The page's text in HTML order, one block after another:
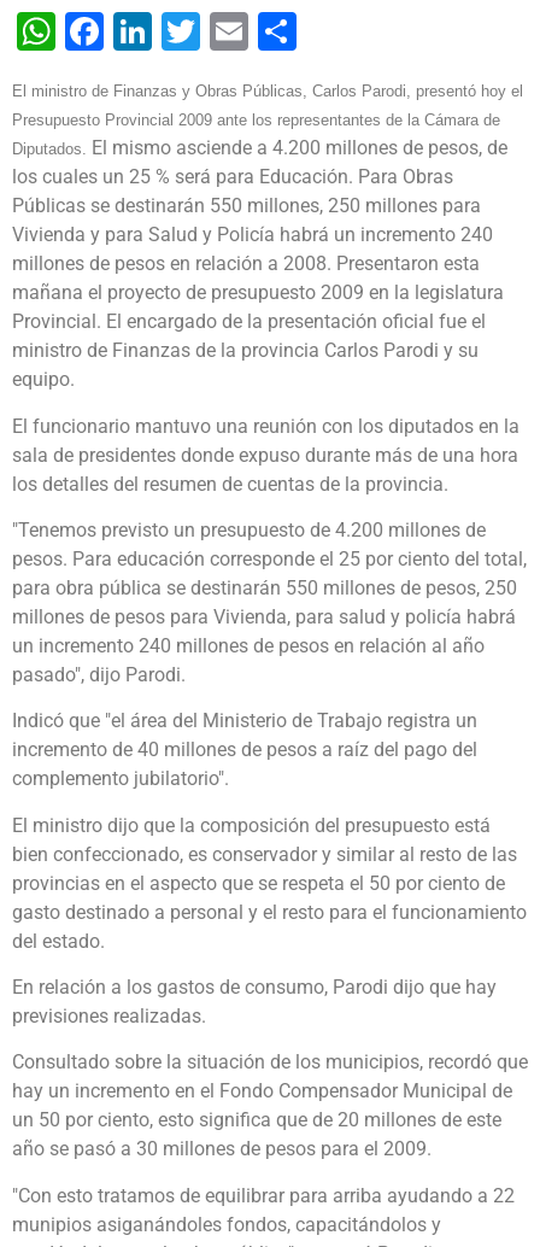
WhatsApp
Facebook
LinkedIn
Twitter
Email
El ministro de Finanzas y Obras Públicas, Carlos Parodi, presentó hoy el
Presupuesto Provincial 2009 ante los representantes de la Cámara de
Diputados. El mismo asciende a 4.200 millones de pesos, de
los cuales un 25 % será para Educación. Para Obras
Públicas se destinarán 550 millones, 250 millones para
Vivienda y para Salud y Policía habrá un incremento 240
millones de pesos en relación a 2008. Presentaron esta
mañana el proyecto de presupuesto 2009 en la legislatura
Provincial. El encargado de la presentación oficial fue el
ministro de Finanzas de la provincia Carlos Parodi y su
equipo.
El funcionario mantuvo una reunión con los diputados en la
sala de presidentes donde expuso durante más de una hora
los detalles del resumen de cuentas de la provincia.
"Tenemos previsto un presupuesto de 4.200 millones de
pesos. Para educación corresponde el 25 por ciento del total,
para obra pública se destinarán 550 millones de pesos, 250
millones de pesos para Vivienda, para salud y policía habrá
un incremento 240 millones de pesos en relación al año
pasado", dijo Parodi.
Indicó que "el área del Ministerio de Trabajo registra un
incremento de 40 millones de pesos a raíz del pago del
complemento jubilatorio".
El ministro dijo que la composición del presupuesto está
bien confeccionado, es conservador y similar al resto de las
provincias en el aspecto que se respeta el 50 por ciento de
gasto destinado a personal y el resto para el funcionamiento
del estado.
En relación a los gastos de consumo, Parodi dijo que hay
previsiones realizadas.
Consultado sobre la situación de los municipios, recordó que
hay un incremento en el Fondo Compensador Municipal de
un 50 por ciento, esto significa que de 20 millones de este
año se pasó a 30 millones de pesos para el 2009.
"Con esto tratamos de equilibrar para arriba ayudando a 22
munipios asiganándoles fondos, capacitándolos y